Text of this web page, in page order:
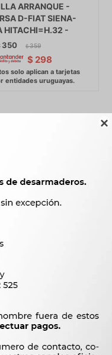

ARRANQUE -
D-FIAT SIENA-
HITACHI=H.32 -
350 $ 359
$ 298
RENAULT
HORQUILLA ARR.
R12 DIPRA
373 $ 383